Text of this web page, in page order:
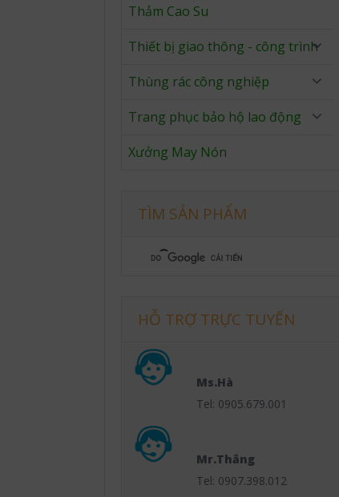
Thảm Cao Su
Thiết bị giao thông - công trình
Thùng rác công nghiệp
Trang phục bảo hộ lao động
Xưởng May Nón
TÌM SẢN PHẨM
HỖ TRỢ TRỰC TUYẾN
Ms.Hà
Tel: 0905.679.001
Mr.Thắng
Tel: 0907.398.012